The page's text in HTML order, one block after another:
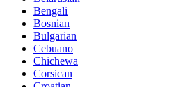
Bengali
Bosnian
Bulgarian
Cebuano
Chichewa
Corsican